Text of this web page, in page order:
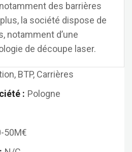
des barrières
la société dispose de
notamment d’une
de découpe laser.
BTP, Carrières
: Pologne
50M€